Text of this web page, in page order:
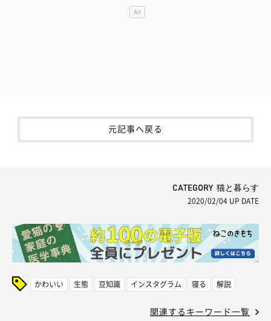
元記事へ戻る
CATEGORY 猫と暮らす
2020/02/04 UP DATE
かわいい 生態 豆知識 インスタグラム 寝る 解説
関連するキーワード一覧